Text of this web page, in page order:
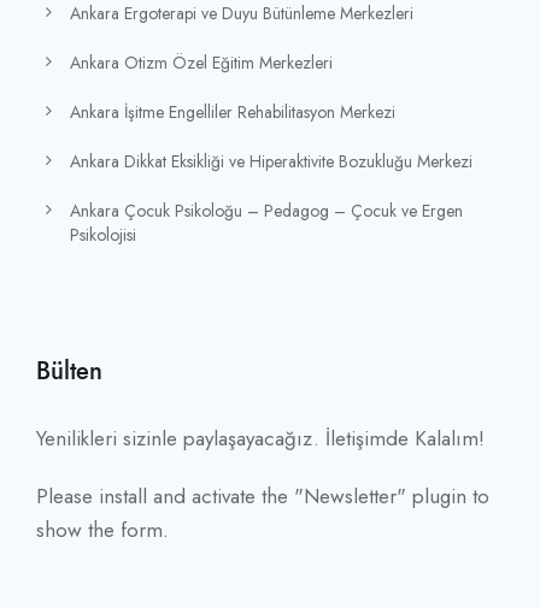
Ankara Ergoterapi ve Duyu Bütünleme Merkezleri
Ankara Otizm Özel Eğitim Merkezleri
Ankara İşitme Engelliler Rehabilitasyon Merkezi
Ankara Dikkat Eksikliği ve Hiperaktivite Bozukluğu Merkezi
Ankara Çocuk Psikoloğu – Pedagog – Çocuk ve Ergen
Psikolojisi
Bülten
Yenilikleri sizinle paylaşayacağız. İletişimde Kalalım!
Please install and activate the "Newsletter" plugin to
show the form.